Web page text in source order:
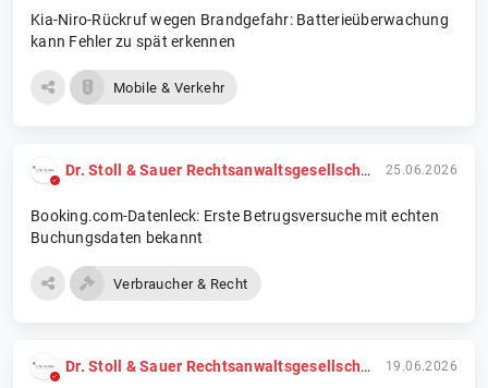
Kia-Niro-Rückruf wegen Brandgefahr: Batterieüberwachung
kann Fehler zu spät erkennen
Mobile & Verkehr
Dr. Stoll & Sauer Rechtsanwaltsgesellschaft mbH 25.06.2026
Booking.com-Datenleck: Erste Betrugsversuche mit echten
Buchungsdaten bekannt
Verbraucher & Recht
Dr. Stoll & Sauer Rechtsanwaltsgesellschaft mbH 19.06.2026